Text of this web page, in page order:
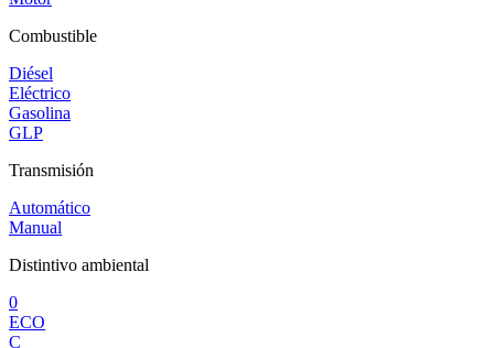
Combustible
Diésel
Eléctrico
Gasolina
GLP
Transmisión
Automático
Manual
Distintivo ambiental
0
ECO
C